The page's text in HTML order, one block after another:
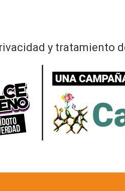
y tratamiento